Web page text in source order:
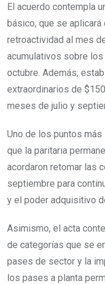
El acuerdo contempla
básico, que se aplicará
retroactividad al mes
acumulativos sobre
octubre. Además,
extraordinarios de
meses de julio y
Uno de los puntos
que la paritaria
acordaron retomar las
septiembre para
y el poder adquisitivo
Asimismo, el acta
de categorías que se
pases de sector y la
los pases a planta